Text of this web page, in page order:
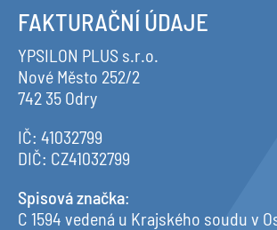
FAKTURAČNÍ ÚDAJE
YPSILON PLUS s.r.o.
Nové Město 252/2
742 35 Odry
IČ: 41032799
DIČ: CZ41032799
Spisová značka:
C 1594 vedená u Krajského soudu v